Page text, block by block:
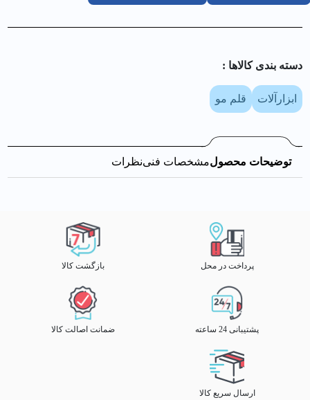
دسته بندی کالا‌ها :
ابزارآلات قلم مو
توضیحات محصولمشخصات فنینظرات
پرداخت در محل بازگشت کالا
پشتیبانی 24 ساعته ضمانت اصالت کالا
ارسال سریع کالا